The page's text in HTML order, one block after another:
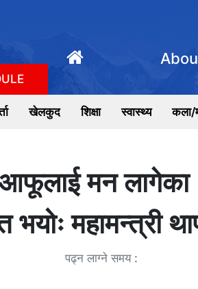
खेलकुद शिक्षा स्वास्थ्य कला/
आफूलाई मन लागेका
महामन्त्री
पढ्न लाग्ने समय :